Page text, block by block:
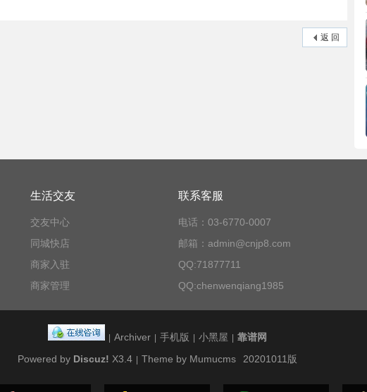
返 回
生活交友
交友中心
同城快店
商家入驻
商家管理
联系客服
电话：03-6770-0007
邮箱：admin@cnjp8.com
QQ:71877711
QQ:chenwenqiang1985
Archiver 手机版 小黑屋
靠谱网
Powered by Discuz! X3.4 Theme by Mumucms 20201011版